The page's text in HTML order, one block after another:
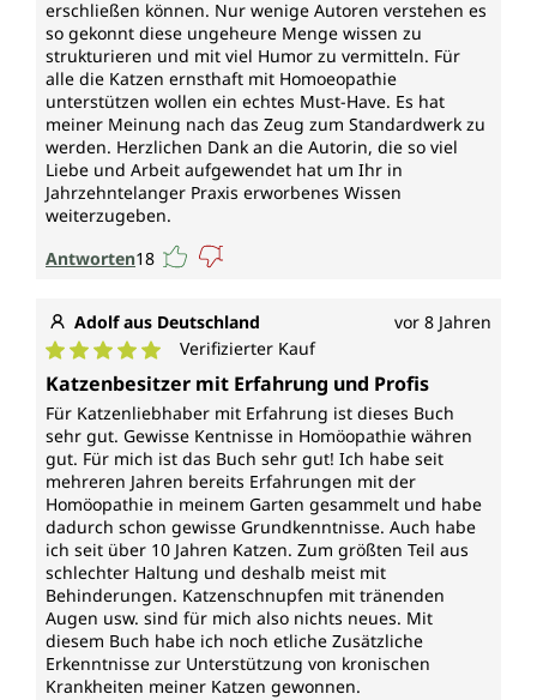
erschließen können. Nur wenige Autoren verstehen es
so gekonnt diese ungeheure Menge wissen zu
strukturieren und mit viel Humor zu vermitteln. Für
alle die Katzen ernsthaft mit Homoeopathie
unterstützen wollen ein echtes Must-Have. Es hat
meiner Meinung nach das Zeug zum Standardwerk zu
werden. Herzlichen Dank an die Autorin, die so viel
Liebe und Arbeit aufgewendet hat um Ihr in
Jahrzehntelanger Praxis erworbenes Wissen
weiterzugeben.
Antworten18
Adolf aus Deutschland vor 8 Jahren
Durchschnittliche Bewertung von 5 von 5 Sternen
Verifizierter Kauf
Katzenbesitzer mit Erfahrung und Profis
Für Katzenliebhaber mit Erfahrung ist dieses Buch
sehr gut. Gewisse Kentnisse in Homöopathie währen
gut. Für mich ist das Buch sehr gut! Ich habe seit
mehreren Jahren bereits Erfahrungen mit der
Homöopathie in meinem Garten gesammelt und habe
dadurch schon gewisse Grundkenntnisse. Auch habe
ich seit über 10 Jahren Katzen. Zum größten Teil aus
schlechter Haltung und deshalb meist mit
Behinderungen. Katzenschnupfen mit tränenden
Augen usw. sind für mich also nichts neues. Mit
diesem Buch habe ich noch etliche Zusätzliche
Erkenntnisse zur Unterstützung von kronischen
Krankheiten meiner Katzen gewonnen.